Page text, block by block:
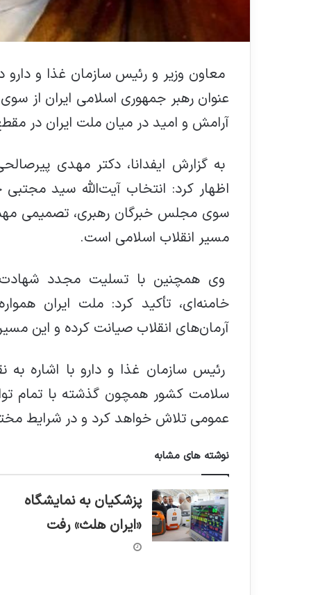
معاون وزیر و رئیس سازمان غذا و دارو
عنوان رهبر جمهوری اسلامی ایران از
آرامش و امید در میان ملت ایران در
به گزارش ایفدانا، دکتر مهدی
اظهار کرد: انتخاب آیت‌الله سید مجتبی
سوی مجلس خبرگان رهبری، تصمیمی
مسیر انقلاب اسلامی است.
وی همچنین با تسلیت مجدد شهادت
خامنه‌ای، تأکید کرد: ملت ایران
آرمان‌های انقلاب صیانت کرده و این مسیر
رئیس سازمان غذا و دارو با اشاره
سلامت کشور همچون گذشته با تمام
عمومی تلاش خواهد کرد و در شرایط
نوشته های مشابه
پزشکیان به نمایشگاه
«ایران هلث» رفت